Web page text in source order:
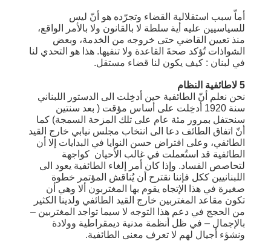
أماّ سبب استقلالية القضاء وتجرّده هو أنّ ليس
للسياسيين عليه أية سلطة لا بالقانون ولا بالأمر الواقع،
منذ تعيين القاضي حتى خروجه من الخدمة، وبعض
الشواذات تُؤكد صحةَ القاعدة ولا تنفيها. هذا هو التحدي لنا
في لبنان : كيف يكون لنا قضاء مستقل.
5 لاطائفية النظام
نحن نعلم أنّ الطائفية حين أدخِلت الى الدستور اللبناني
سنة 1920 أدخِلت على أساس مؤقت ( بعد سنتين
سنحتفل بمرور مئة عام على تلك المزحة السمجة) كما
أنّ اتفاق الطائف دعا الى انتخاب مجلس نيابي خارج القيد
الطائفي، وعلى افتراض حسن النوايا في البدايات إلا أن
الطائفية قد استُعملت في غالب الأحيان كواجهة
لتحاصص الفساد. وإذا كان أمر إلغاء الطائفية يعود الى
اللبنانيين ككل فإننا نقترح أن يُناقش المؤتمر خطوة
صغيرة في هذا الإتجاه يقوم بها المغتربون ألا وهي أن
تكون مقاعد المغتربين خارج القيد الطائفي ولدينا الكثير
من الحجج في دعم هذا التوجه لا سيما تواجد المغتربين –
بالإجمال – في ظل أنظمة مدنية ديمقراطية وولادة
ونشؤء أجيال لهم لا تعرف معنى الطائفية.